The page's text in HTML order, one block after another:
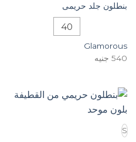
بنطلون جلد حريمى
40
Glamorous
540 جنيه
S